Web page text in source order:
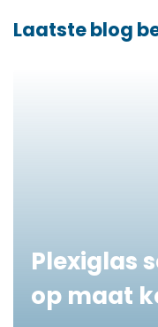
Laatste blog
Plexiglas
op maat